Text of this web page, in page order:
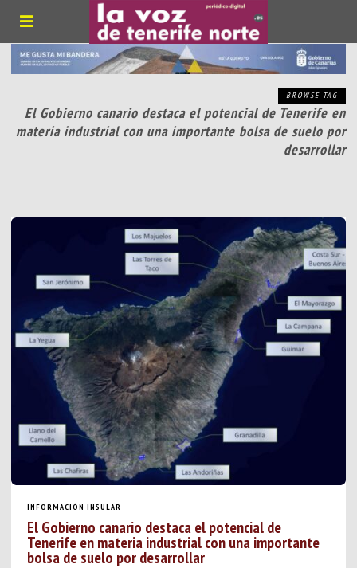
BROWSE TAG
El Gobierno canario destaca el potencial de Tenerife en
materia industrial con una importante bolsa de suelo por
desarrollar
INFORMACIÓN INSULAR
El Gobierno canario destaca el potencial de
Tenerife en materia industrial con una importante
bolsa de suelo por desarrollar